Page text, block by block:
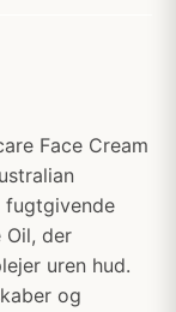
Face Cream
fugtgivende
Oil, der
uren hud.
og